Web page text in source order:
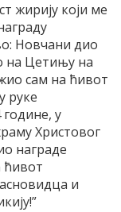
жирију који ме
Новчани дио
на Цетињу на
сам на ћивот
руке
у
Христовог
награде
и